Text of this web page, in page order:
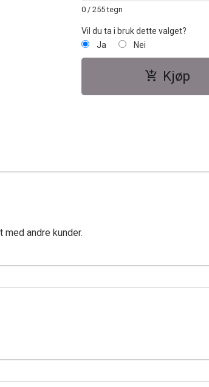
0 / 255 tegn
Vil du ta i bruk dette valget?
Ja
Nei
Kjøp
andre kunder.